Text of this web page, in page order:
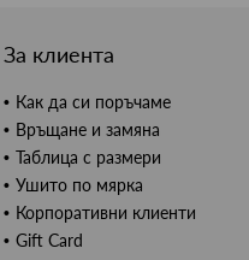
За клиента
Как да си поръчаме
Връщане и замяна
Таблица с размери
Ушито по мярка
Корпоративни клиенти
Gift Card